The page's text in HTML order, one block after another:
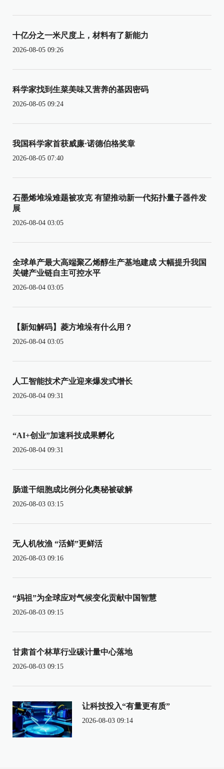
十亿分之一米尺度上，材料有了新能力
2026-08-05 09:26
科学家找到生菜美味又营养的基因密码
2026-08-05 09:24
我国科学家首获威廉·诺德伯格奖章
2026-08-05 07:40
石墨烯堆垛难题被攻克 有望推动新一代拓扑量子器件发
展
2026-08-04 03:05
全球单产最大高端聚乙烯醇生产基地建成 大幅提升我国
关键产业链自主可控水平
2026-08-04 03:05
【新知解码】菱方堆垛有什么用？
2026-08-04 03:05
人工智能技术产业迎来爆发式增长
2026-08-04 09:31
“AI+创业”加速科技成果孵化
2026-08-04 09:31
肠道干细胞成比例分化奥秘被破解
2026-08-03 03:15
无人机牧渔 “活鲜”更鲜活
2026-08-03 09:16
“妈祖”为全球应对气候变化贡献中国智慧
2026-08-03 09:15
甘肃首个林草行业碳计量中心落地
2026-08-03 09:15
让科技投入“有量更有质”
2026-08-03 09:14